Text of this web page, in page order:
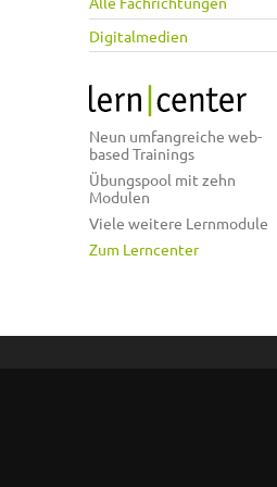
Digitalmedien
Neun umfangreiche web-
based Trainings
Übungspool mit zehn
Modulen
Viele weitere Lernmodule
Zum Lerncenter